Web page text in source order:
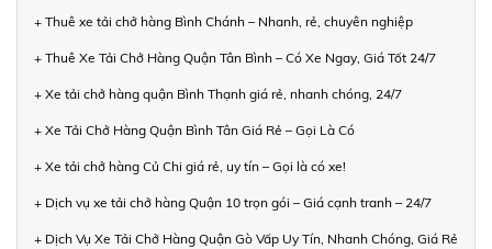
+ Thuê xe tải chở hàng Bình Chánh – Nhanh, rẻ, chuyên nghiệp
+ Thuê Xe Tải Chở Hàng Quận Tân Bình – Có Xe Ngay, Giá Tốt 24/7
+ Xe tải chở hàng quận Bình Thạnh giá rẻ, nhanh chóng, 24/7
+ Xe Tải Chở Hàng Quận Bình Tân Giá Rẻ – Gọi Là Có
+ Xe tải chở hàng Củ Chi giá rẻ, uy tín – Gọi là có xe!
+ Dịch vụ xe tải chở hàng Quận 10 trọn gói – Giá cạnh tranh – 24/7
+ Dịch Vụ Xe Tải Chở Hàng Quận Gò Vấp Uy Tín, Nhanh Chóng, Giá Rẻ